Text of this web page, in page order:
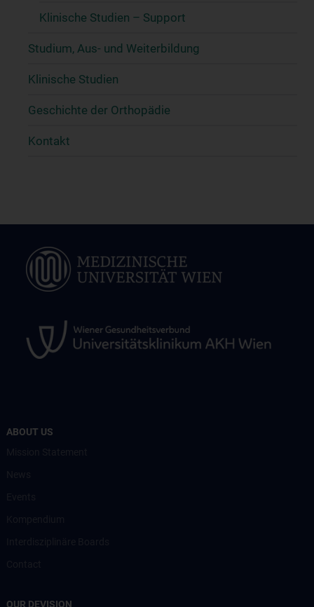
Klinische Studien – Support
Studium, Aus- und Weiterbildung
Klinische Studien
Geschichte der Orthopädie
Kontakt
ABOUT US
OUR DEVISION